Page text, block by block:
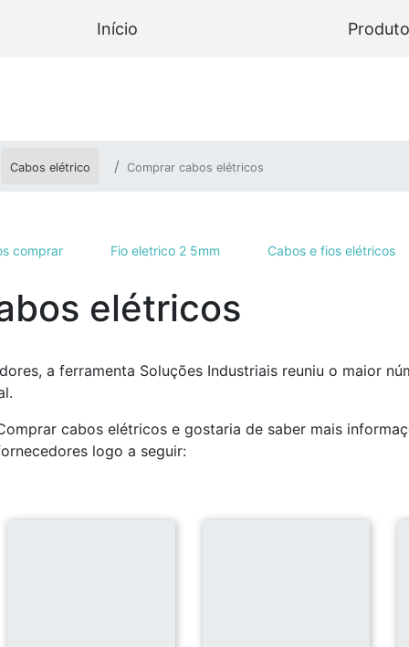
Início
Cabos elétrico Comprar cabos elétricos
comprar Fio eletrico 2 5mm Cabos e fios elétricos
elétricos
a ferramenta Soluções Industriais reuniu o maior
cabos elétricos e gostaria de saber mais
logo a seguir: